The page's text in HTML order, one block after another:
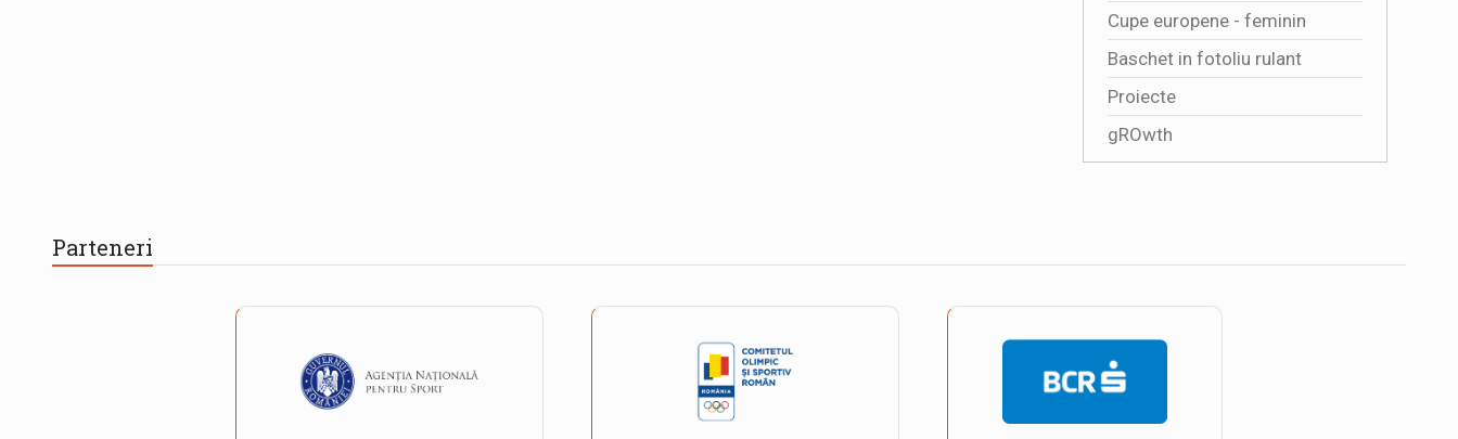
Cupe europene - feminin
Baschet in fotoliu rulant
Proiecte
gROwth
Parteneri